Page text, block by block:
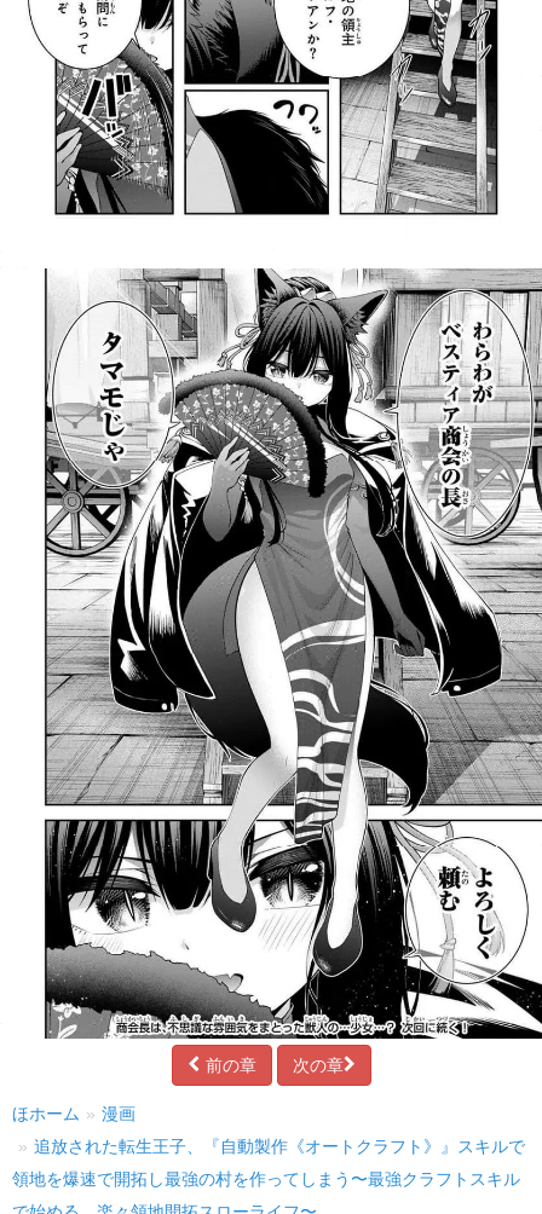
前の章 次の章
ほホーム
漫画
追放された転生王子、『自動製作《オートクラフト》』スキルで
領地を爆速で開拓し最強の村を作ってしまう〜最強クラフトスキル